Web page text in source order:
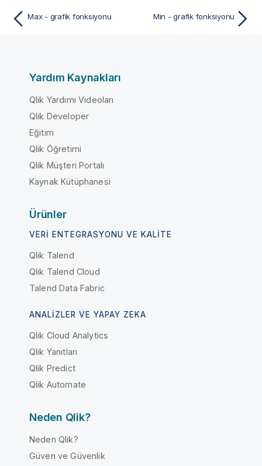
Max - grafik fonksiyonu Min - grafik fonksiyonu
Yardım Kaynakları
Qlik Yardımı Videoları
Qlik Developer
Eğitim
Qlik Öğretimi
Qlik Müşteri Portalı
Kaynak Kütüphanesi
Ürünler
VERI ENTEGRASYONU VE KALITE
Qlik Talend
Qlik Talend Cloud
Talend Data Fabric
ANALIZLER VE YAPAY ZEKA
Qlik Cloud Analytics
Qlik Yanıtları
Qlik Predict
Qlik Automate
Neden Qlik?
Neden Qlik?
Güven ve Güvenlik